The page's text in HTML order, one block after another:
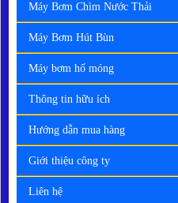
Máy Bơm Chìm Nước Thải
Máy Bơm Hút Bùn
Máy bơm hố móng
Thông tin hữu ích
Hướng dẫn mua hàng
Giới thiệu công ty
Liên hệ